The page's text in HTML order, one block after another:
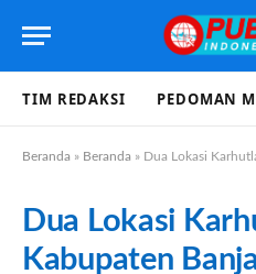
TIM REDAKSI PEDOMAN
Beranda » Beranda » Dua Lokasi Karhutla, BPBD
Dua Lokasi
Kabupaten